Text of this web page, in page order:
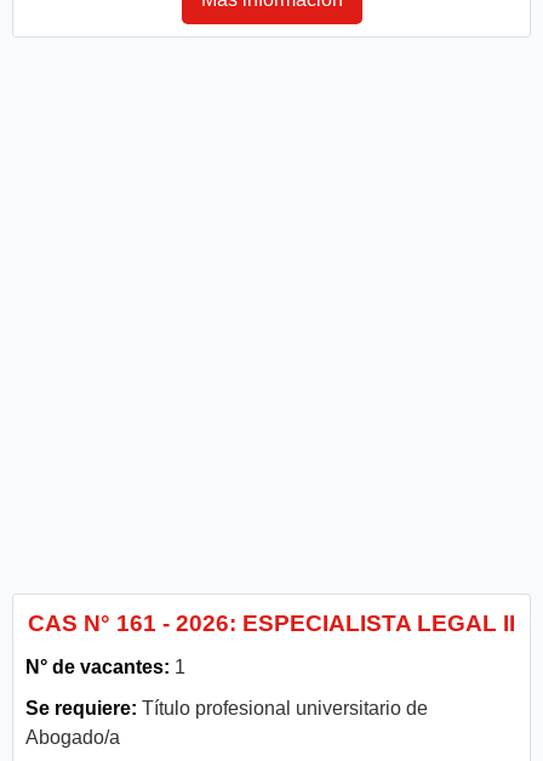
CAS N° 161 - 2026: ESPECIALISTA LEGAL II
N° de vacantes: 1
Se requiere: Título profesional universitario de
Abogado/a